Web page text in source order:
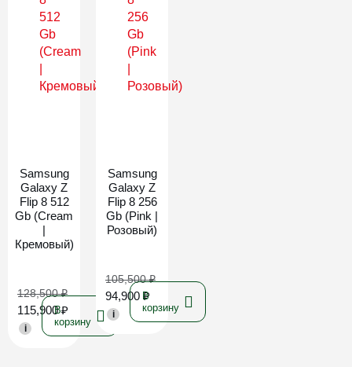
Samsung
Galaxy Z
Flip 8 512
Gb (Cream
|
Кремовый)
128,500₽
115,900₽
i
В
корзину
Samsung
Galaxy Z
Flip 8 256
Gb (Pink |
Розовый)
105,500₽
94,900 ₽
i
В
корзину